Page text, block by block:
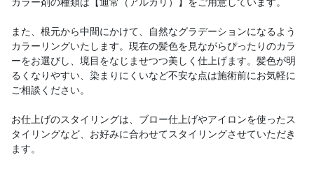
カラー剤の種類は【通常（アルカリ）】をご用意しています。
また、根元から中間にかけて、自然なグラデーションになるよう
カラーリングいたします。現在の髪色を見ながらぴったりのカラ
ーをお選びし、境目をなじませつつ美しく仕上げます。髪色が明
るくなりやすい、染まりにくいなど不安な点は施術前にお気軽に
ご相談ください。
お仕上げのスタイリングは、ブロー仕上げやアイロンを使ったス
タイリングなど、お好みに合わせてスタイリングさせていただき
ます。